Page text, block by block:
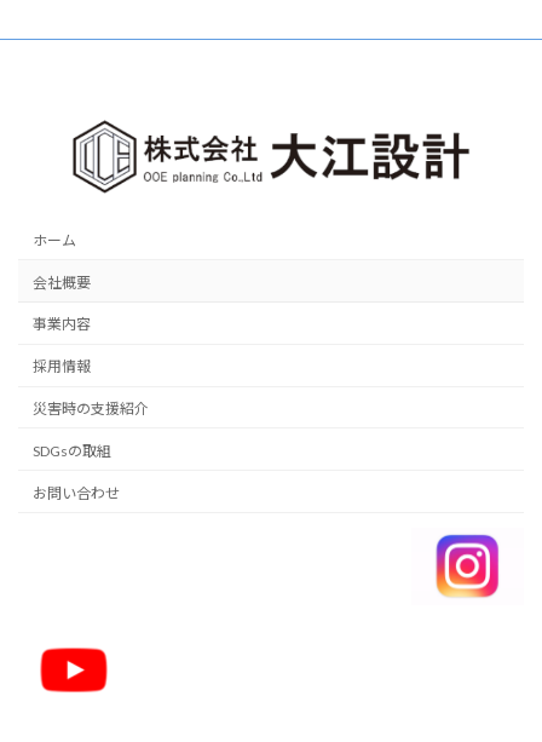
ホーム
会社概要
事業内容
採用情報
災害時の支援紹介
SDGsの取組
お問い合わせ